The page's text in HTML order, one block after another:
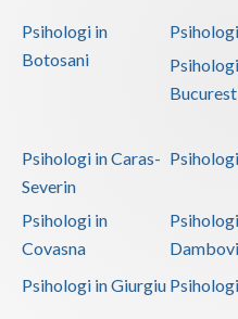
Psihologi in
Botosani
Psihologi in Caras-
Severin
Psihologi in
Covasna
Psihologi in Giurgiu